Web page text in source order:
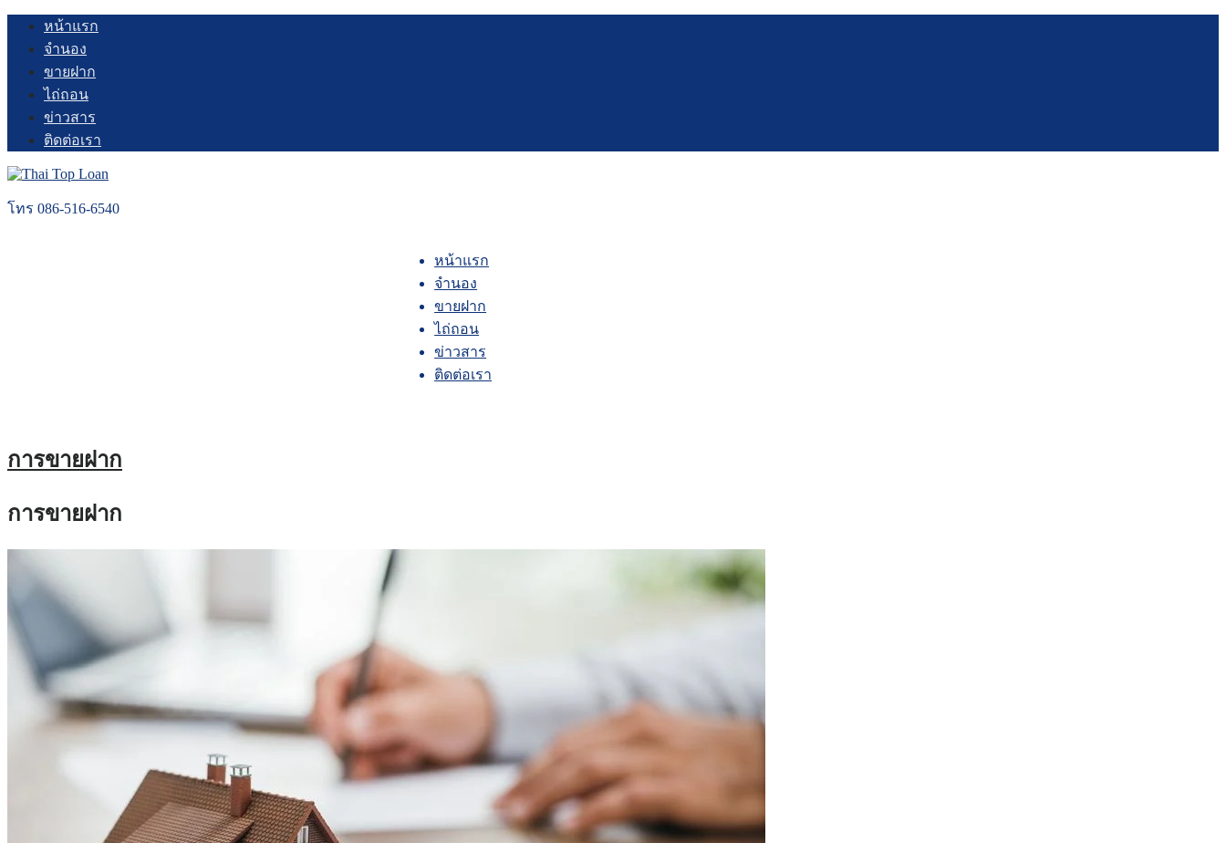
Skip
content
หน้าแรก
จำนอง
ขายฝาก
ไถ่ถอน
ข่าวสาร
ติดต่อเรา
โทร 086-516-6540
หน้าแรก
จำนอง
ขายฝาก
ไถ่ถอน
ข่าวสาร
ติดต่อเรา
การขายฝาก
การขายฝาก